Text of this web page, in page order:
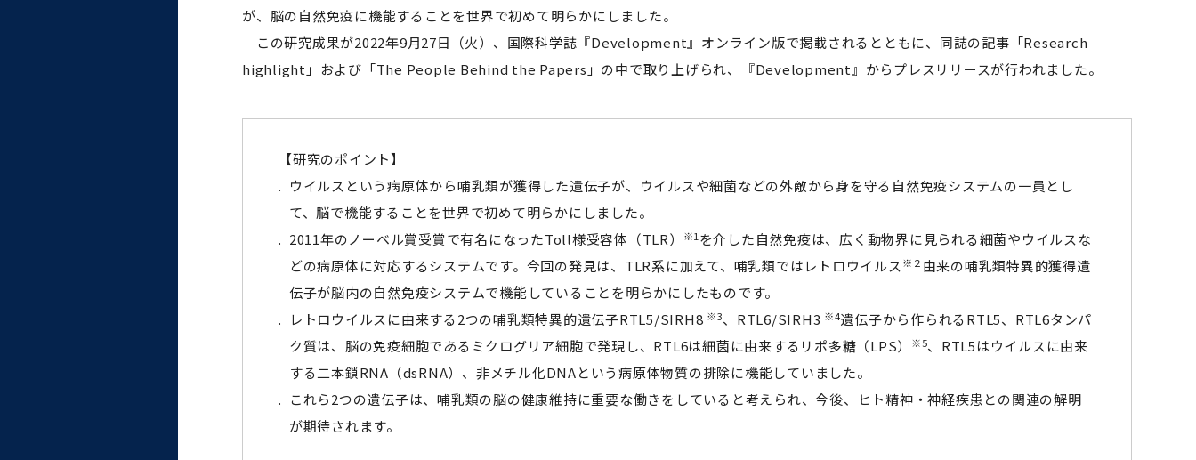
統合研究機構・統合イノベ
門・ITセキュリティ部門）
学生支援・保健管理機構
が、脳の自然免疫に機能することを世界で初めて明らかにしました。
この研究成果が2022年9月27日（火）、国際科学誌『Development』オンライン版で掲載されるとともに、同誌の記事「Research
highlight」および「The People Behind the Papers」の中で取り上げられ、『Development』からプレスリリースが行われました。
【研究のポイント】
. ウイルスという病原体から哺乳類が獲得した遺伝子が、ウイルスや細菌などの外敵から身を守る自然免疫システムの一員とし
て、脳で機能することを世界で初めて明らかにしました。
. 2011年のノーベル賞受賞で有名になったToll様受容体（TLR） ※1 を介した自然免疫は、広く動物界に見られる細菌やウイルスな
どの病原体に対応するシステムです。今回の発見は、TLR系に加えて、哺乳類ではレトロウイルス※２ 由来の哺乳類特異的獲得遺
伝子が脳内の自然免疫システムで機能していることを明らかにしたものです。
.
レトロウイルスに由来する2つの哺乳類特異的遺伝子RTL5/SIRH8 ※3、RTL6/SIRH3 ※4遺伝子から作られるRTL5、RTL6タンパ
ク質は、脳の免疫細胞であるミクログリア細胞で発現し、RTL6は細菌に由来するリポ多糖（LPS）
※5、RTL5はウイルスに由来
する二本鎖RNA（dsRNA）、非メチル化DNAという病原体物質の排除に機能していました。
. これら2つの遺伝子は、哺乳類の脳の健康維持に重要な働きをしていると考えられ、今後、ヒト精神・神経疾患との関連の解明
が期待されます。